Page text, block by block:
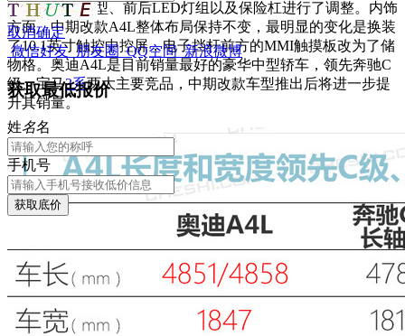
对进气格栅造型、前后LED灯组以及保险杠进行了调整。内饰
方面，中期改款A4L整体布局保持不变，最明显的变化是换装
了10.1英寸触控中控屏，电子挡杆前方的MMI触摸板改为了储
物格。奥迪A4L是目前销量最好的豪华中型轿车，领先奔驰C
级、宝马3系两大主要竞品，中期改款车型推出后将进一步提
升其销量。
取消确定
微信好友 朋友圈 QQ空间 新浪微博
获取最低报价
姓名名
手机号
获取底价